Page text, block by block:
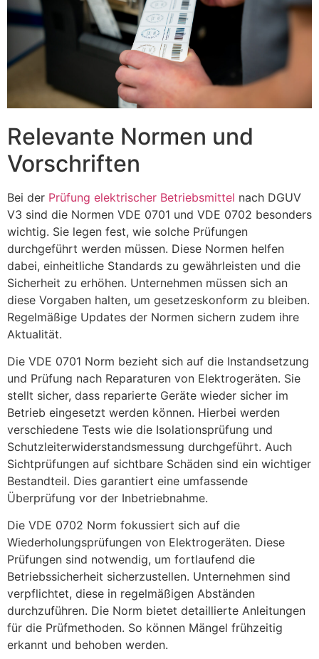
Relevante Normen und
Vorschriften
Bei der Prüfung elektrischer Betriebsmittel nach DGUV
V3 sind die Normen VDE 0701 und VDE 0702 besonders
wichtig. Sie legen fest, wie solche Prüfungen
durchgeführt werden müssen. Diese Normen helfen
dabei, einheitliche Standards zu gewährleisten und die
Sicherheit zu erhöhen. Unternehmen müssen sich an
diese Vorgaben halten, um gesetzeskonform zu bleiben.
Regelmäßige Updates der Normen sichern zudem ihre
Aktualität.
Die VDE 0701 Norm bezieht sich auf die Instandsetzung
und Prüfung nach Reparaturen von Elektrogeräten. Sie
stellt sicher, dass reparierte Geräte wieder sicher im
Betrieb eingesetzt werden können. Hierbei werden
verschiedene Tests wie die Isolationsprüfung und
Schutzleiterwiderstandsmessung durchgeführt. Auch
Sichtprüfungen auf sichtbare Schäden sind ein wichtiger
Bestandteil. Dies garantiert eine umfassende
Überprüfung vor der Inbetriebnahme.
Die VDE 0702 Norm fokussiert sich auf die
Wiederholungsprüfungen von Elektrogeräten. Diese
Prüfungen sind notwendig, um fortlaufend die
Betriebssicherheit sicherzustellen. Unternehmen sind
verpflichtet, diese in regelmäßigen Abständen
durchzuführen. Die Norm bietet detaillierte Anleitungen
für die Prüfmethoden. So können Mängel frühzeitig
erkannt und behoben werden.